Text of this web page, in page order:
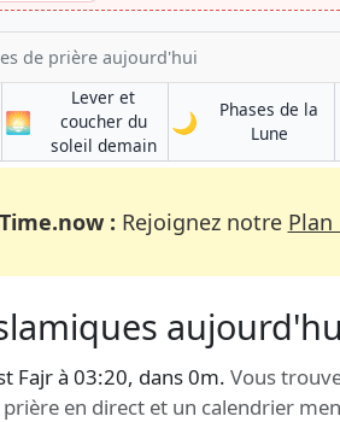
de prière aujourd'hui
🌅
Lever et
coucher du
soleil demainà Khanabad
🌙
Phases de la
Luneà
: Rejoignez notre
Fajr à 03:20, dans 0m. Vous
en direct et un calendrier